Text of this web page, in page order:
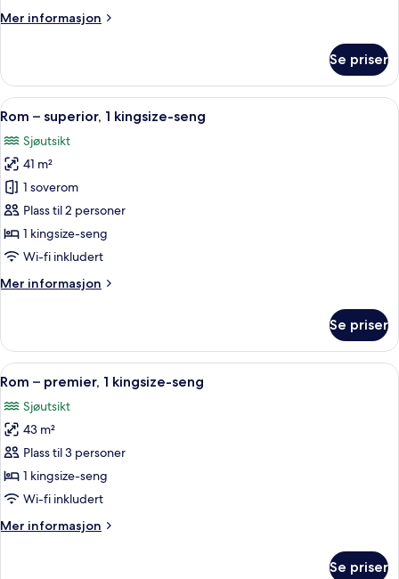
seng
Mer informasjon
Mer
–
deluxe,
1
seng
(Palace
View)
Se priser
Åpne
alle
bildene
av
Rom
–
superior,
1
seng
Rom – superior, 1 kingsize-seng |
5
Rom – superior, 1 kingsize-seng
Sjøutsikt
41 m²
1 soverom
Plass til 2 personer
1 kingsize-seng
Wi-fi inkludert
Mer informasjon
Mer
–
superior,
1
kingsize-
seng
Se priser
Åpne
alle
bildene
av
Rom
–
premier,
kingsize-
Allergitestet sengetøy, dundyner,
6
Rom – premier, 1 kingsize-seng
Sjøutsikt
43 m²
Plass til 3 personer
1 kingsize-seng
Wi-fi inkludert
Mer informasjon
Mer
Se priser